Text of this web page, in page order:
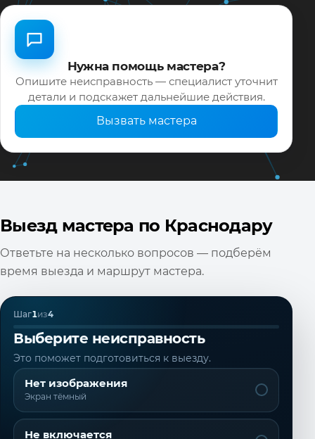
Нужна помощь мастера?
Опишите неисправность — специалист уточнит
детали и подскажет дальнейшие действия.
Вызвать мастера
Выезд мастера по Краснодару
Ответьте на несколько вопросов — подберём
время выезда и маршрут мастера.
Шаг1из4
Выберите неисправность
Это поможет подготовиться к выезду.
Нет изображения
Экран тёмный
Не включается